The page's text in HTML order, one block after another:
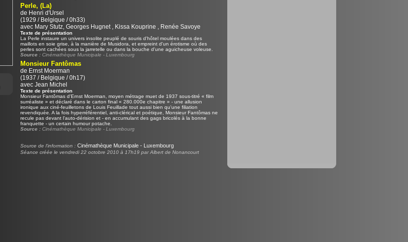
Perle, (La)
de Henri d'Ursel
(1929 / Belgique / 0h33)
avec Mary Stutz, Georges Hugnet , Kissa Kouprine , Renée Savoye
Texte de présentation
La Perle instaure un univers insolite peuplé de souris d'hôtel moulées dans des
maillots en soie grise, à la manière de Musidora, et empreint d'un érotisme où des
perles sont cachées sous la jarretelle ou dans la bouche d'une aguicheuse voleuse.
Source : Cinémathèque Municipale - Luxembourg
Monsieur Fantômas
de Ernst Moerman
(1937 / Belgique / 0h17)
avec Jean Michel
Texte de présentation
Monsieur Fantômas d'Ernst Moerman, moyen métrage muet de 1937 sous-titré « film
surréaliste » et déclaré dans le carton final « 280.000e chapitre » - une allusion
ironique aux ciné-feuilletons de Louis Feuillade tout aussi bien qu'une filiation
revendiquée. A la fois hyperréférentiel, anti-clérical et poétique, Monsieur Fantômas ne
recule pas devant l'auto-dérision et - en accumulant des gags bricolés à la bonne
franquette - un certain humour potache.
Source : Cinémathèque Municipale - Luxembourg
Source de l'information : Cinémathèque Municipale - Luxembourg
Séance créée le vendredi 22 octobre 2010 à 17h19 par Albert de Nonancourt